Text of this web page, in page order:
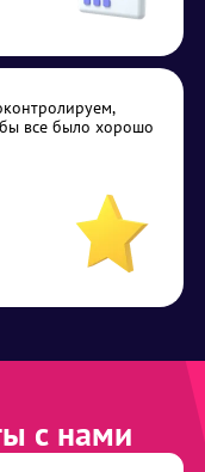
все было хорошо
с нами